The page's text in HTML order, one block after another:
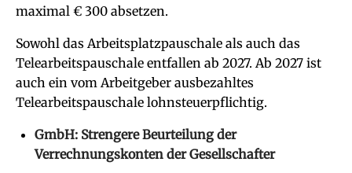
maximal € 300 absetzen.
Sowohl das Arbeitsplatzpauschale als auch das
Telearbeitspauschale entfallen ab 2027. Ab 2027 ist
auch ein vom Arbeitgeber ausbezahltes
Telearbeitspauschale lohnsteuerpflichtig.
GmbH: Strengere Beurteilung der
Verrechnungskonten der Gesellschafter